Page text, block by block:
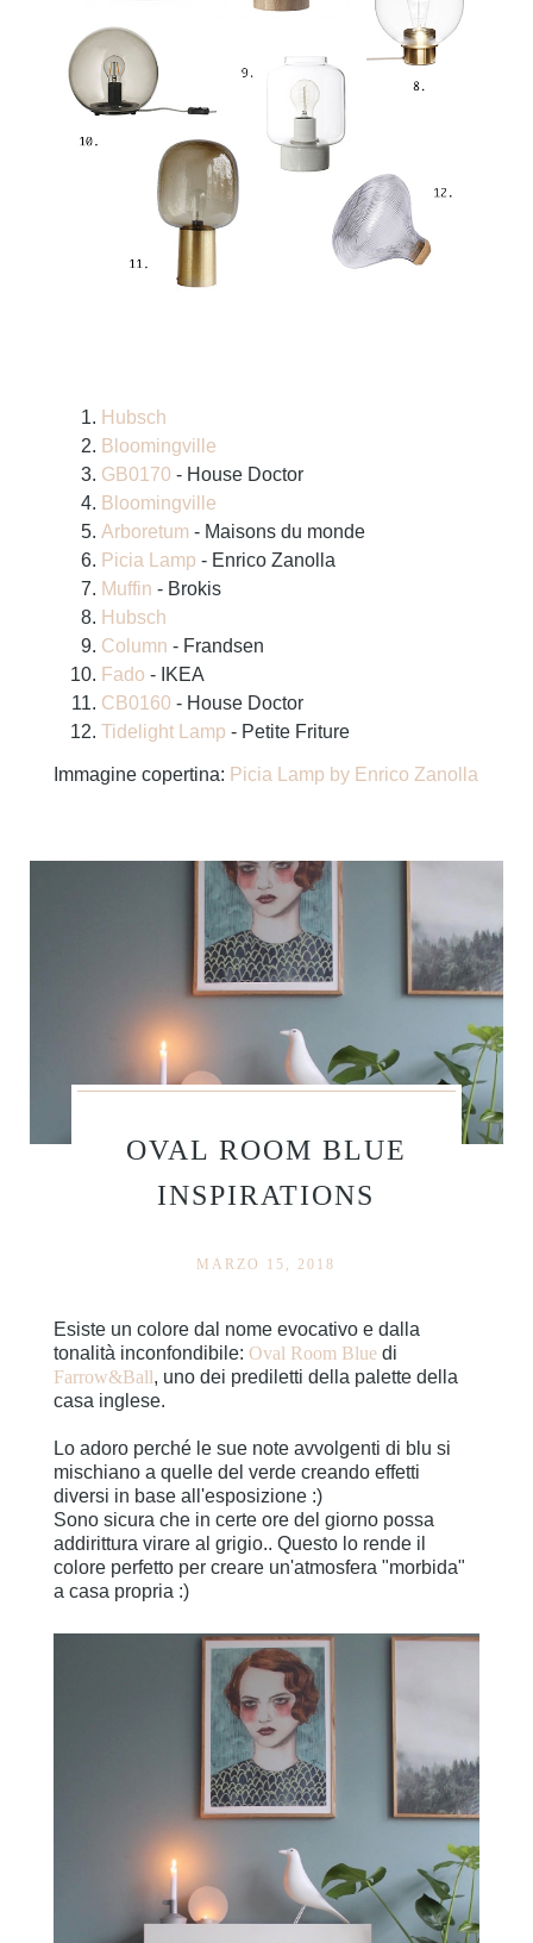
Hubsch
Bloomingville
GB0170 - House Doctor
Bloomingville
Arboretum - Maisons du monde
Picia Lamp - Enrico Zanolla
Muffin - Brokis
Hubsch
Column - Frandsen
Fado - IKEA
CB0160 - House Doctor
Tidelight Lamp - Petite Friture
Immagine copertina: Picia Lamp by Enrico Zanolla
OVAL ROOM BLUE
INSPIRATIONS
MARZO 15, 2018
Esiste un colore dal nome evocativo e dalla
tonalità inconfondibile: Oval Room Blue di
Farrow&Ball, uno dei prediletti della palette della
casa inglese.
Lo adoro perché le sue note avvolgenti di blu si
mischiano a quelle del verde creando effetti
diversi in base all'esposizione :)
Sono sicura che in certe ore del giorno possa
addirittura virare al grigio.. Questo lo rende il
colore perfetto per creare un'atmosfera "morbida"
a casa propria :)